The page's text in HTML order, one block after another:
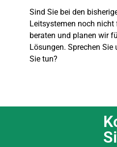
Sind Sie bei den
Leitsystemen noch nicht
beraten und planen wir
Lösungen. Sprechen
Sie tun?